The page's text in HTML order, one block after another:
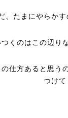
、たまにやらかす
つくのはこの辺り
仕方あると思う
つけて